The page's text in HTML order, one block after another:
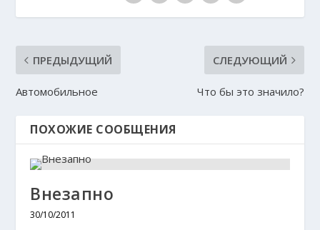
ПРЕДЫДУЩИЙ
Автомобильное
СЛЕДУЮЩИЙ
Что бы это значило?
ПОХОЖИЕ СООБЩЕНИЯ
Внезапно
30/10/2011